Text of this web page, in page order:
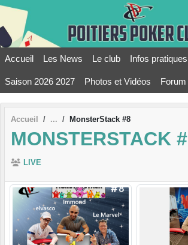
Accueil Les News Le club Infos pratiques
Saison 2026 2027 Photos et Vidéos Forum
Accueil MonsterStack #8
MONSTERSTACK
LIVE
Panneau de gestion des cookies